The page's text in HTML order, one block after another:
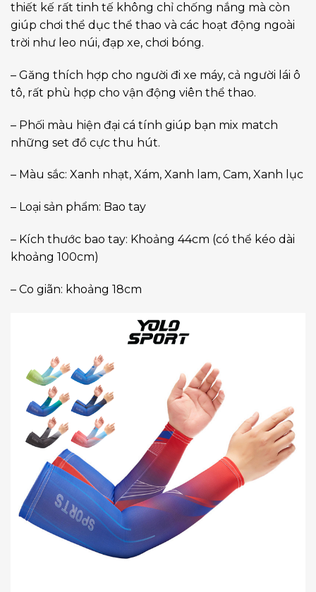
thiết kế rất tinh tế không chỉ chống nắng mà còn
giúp chơi thể dục thể thao và các hoạt động ngoài
trời như leo núi, đạp xe, chơi bóng.
– Găng thích hợp cho người đi xe máy, cả người lái ô
tô, rất phù hợp cho vận động viên thể thao.
– Phối màu hiện đại cá tính giúp bạn mix match
những set đồ cực thu hút.
– Màu sắc: Xanh nhạt, Xám, Xanh lam, Cam, Xanh lục
– Loại sản phẩm: Bao tay
– Kích thước bao tay: Khoảng 44cm (có thể kéo dài
khoảng 100cm)
– Co giãn: khoảng 18cm